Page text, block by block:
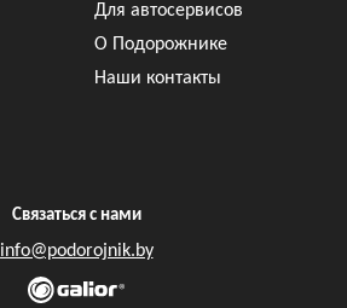
Для автосервисов
О Подорожнике
Наши контакты
Связаться с нами
info@podorojnik.by